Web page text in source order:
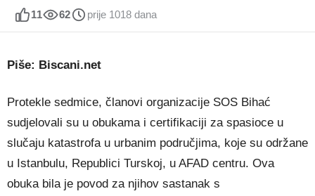
11 62 prije 1018 dana
Piše: Biscani.net
Protekle sedmice, članovi organizacije SOS Bihać
sudjelovali su u obukama i certifikaciji za spasioce u
slučaju katastrofa u urbanim područjima, koje su održane
u Istanbulu, Republici Turskoj, u AFAD centru. Ova
obuka bila je povod za njihov sastanak s